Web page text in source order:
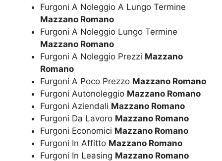
Furgoni A Noleggio A Lungo Termine
Mazzano Romano
Furgoni A Noleggio Lungo Termine
Mazzano Romano
Furgoni A Noleggio Prezzi Mazzano
Romano
Furgoni A Poco Prezzo Mazzano Romano
Furgoni Autonoleggio Mazzano Romano
Furgoni Aziendali Mazzano Romano
Furgoni Da Lavoro Mazzano Romano
Furgoni Economici Mazzano Romano
Furgoni In Affitto Mazzano Romano
Furgoni In Leasing Mazzano Romano